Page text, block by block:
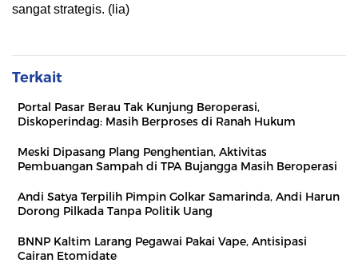
sangat strategis. (lia)
Terkait
Portal Pasar Berau Tak Kunjung Beroperasi,
Diskoperindag: Masih Berproses di Ranah Hukum
Meski Dipasang Plang Penghentian, Aktivitas
Pembuangan Sampah di TPA Bujangga Masih Beroperasi
Andi Satya Terpilih Pimpin Golkar Samarinda, Andi Harun
Dorong Pilkada Tanpa Politik Uang
BNNP Kaltim Larang Pegawai Pakai Vape, Antisipasi
Cairan Etomidate